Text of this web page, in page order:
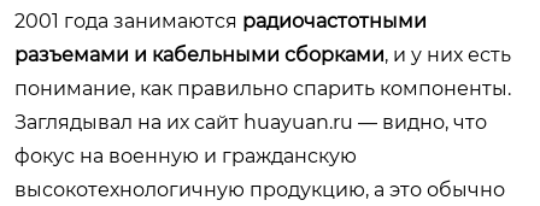
2001 года занимаются радиочастотными
разъемами и кабельными сборками, и у них есть
понимание, как правильно спарить компоненты.
Заглядывал на их сайт huayuan.ru — видно, что
фокус на военную и гражданскую
высокотехнологичную продукцию, а это обычно